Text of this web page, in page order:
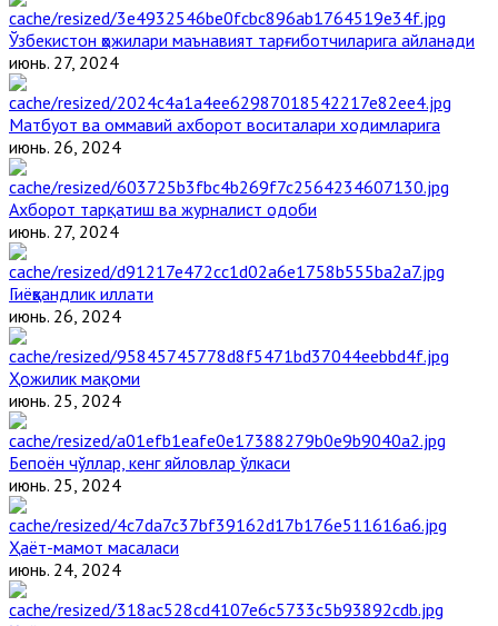
Ўзбекистон ҳожилари маънавият тарғиботчиларига айланади
июнь. 27, 2024
Матбуот ва оммавий ахборот воситалари ходимларига
июнь. 26, 2024
Ахборот тарқатиш ва журналист одоби
июнь. 27, 2024
Гиёҳвандлик иллати
июнь. 26, 2024
Ҳожилик мақоми
июнь. 25, 2024
Бепоён чўллар, кенг яйловлар ўлкаси
июнь. 25, 2024
Ҳаёт-мамот масаласи
июнь. 24, 2024